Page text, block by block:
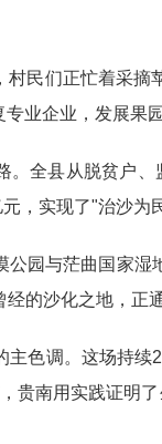
民们正忙着采
业企业，发展
。全县从脱贫户
，实现了"治沙为
园与茫曲国家
的沙化之地，
主色调。这场持
贵南用实践证明